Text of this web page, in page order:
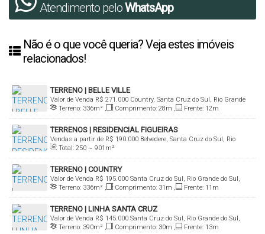
Atendimento peloWhatsApp
Não é o que você queria? Veja estes imóveis
relacionados!
TERRENO | BELLE VILLE
R$ 271.000
Valor de Venda
Country, Santa Cruz do Sul, Rio Grande
do Sul, Brasil
Terreno: 336m² , Comprimento: 28m , Frente: 12m
TERRENOS | RESIDENCIAL FIGUEIRAS
R$ 190.000
Vendas a partir de
Belvedere, Santa Cruz do Sul, Rio
Grande do Sul, Brasil
Total: 250 ~ 901m²
TERRENO | COUNTRY
R$ 195.000
Valor de Venda
Santa Cruz do Sul, Rio Grande do Sul,
BrasilTerreno: 336m² , Comprimento: 31m , Frente: 11m
TERRENO | LINHA SANTA CRUZ
R$ 145.000
Valor de Venda
Santa Cruz do Sul, Rio Grande do Sul,
BrasilTerreno: 390m² , Comprimento: 30m , Frente: 13m